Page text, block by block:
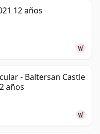
12 años
- Baltersan Castle
años